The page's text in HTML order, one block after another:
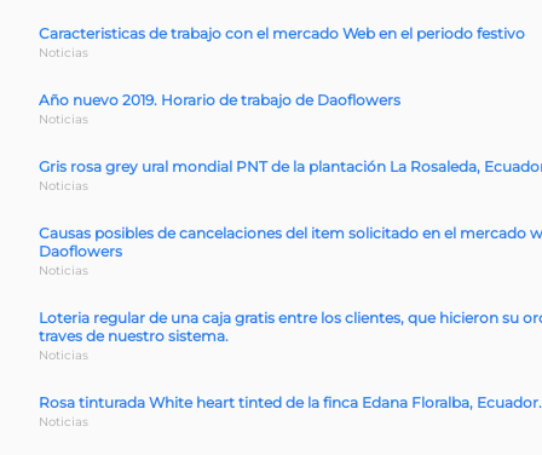
Caracteristicas de trabajo con el mercado Web en el periodo festivo
Noticias
Año nuevo 2019. Horario de trabajo de Daoflowers
Noticias
Gris rosa grey ural mondial PNT de la plantación La Rosaleda,
Noticias
Causas posibles de cancelaciones del item solicitado en el mercado
Daoflowers
Noticias
Loteria regular de una caja gratis entre los clientes, que hicieron su
traves de nuestro sistema.
Noticias
Rosa tinturada White heart tinted de la finca Edana Floralba, Ecuador.
Noticias